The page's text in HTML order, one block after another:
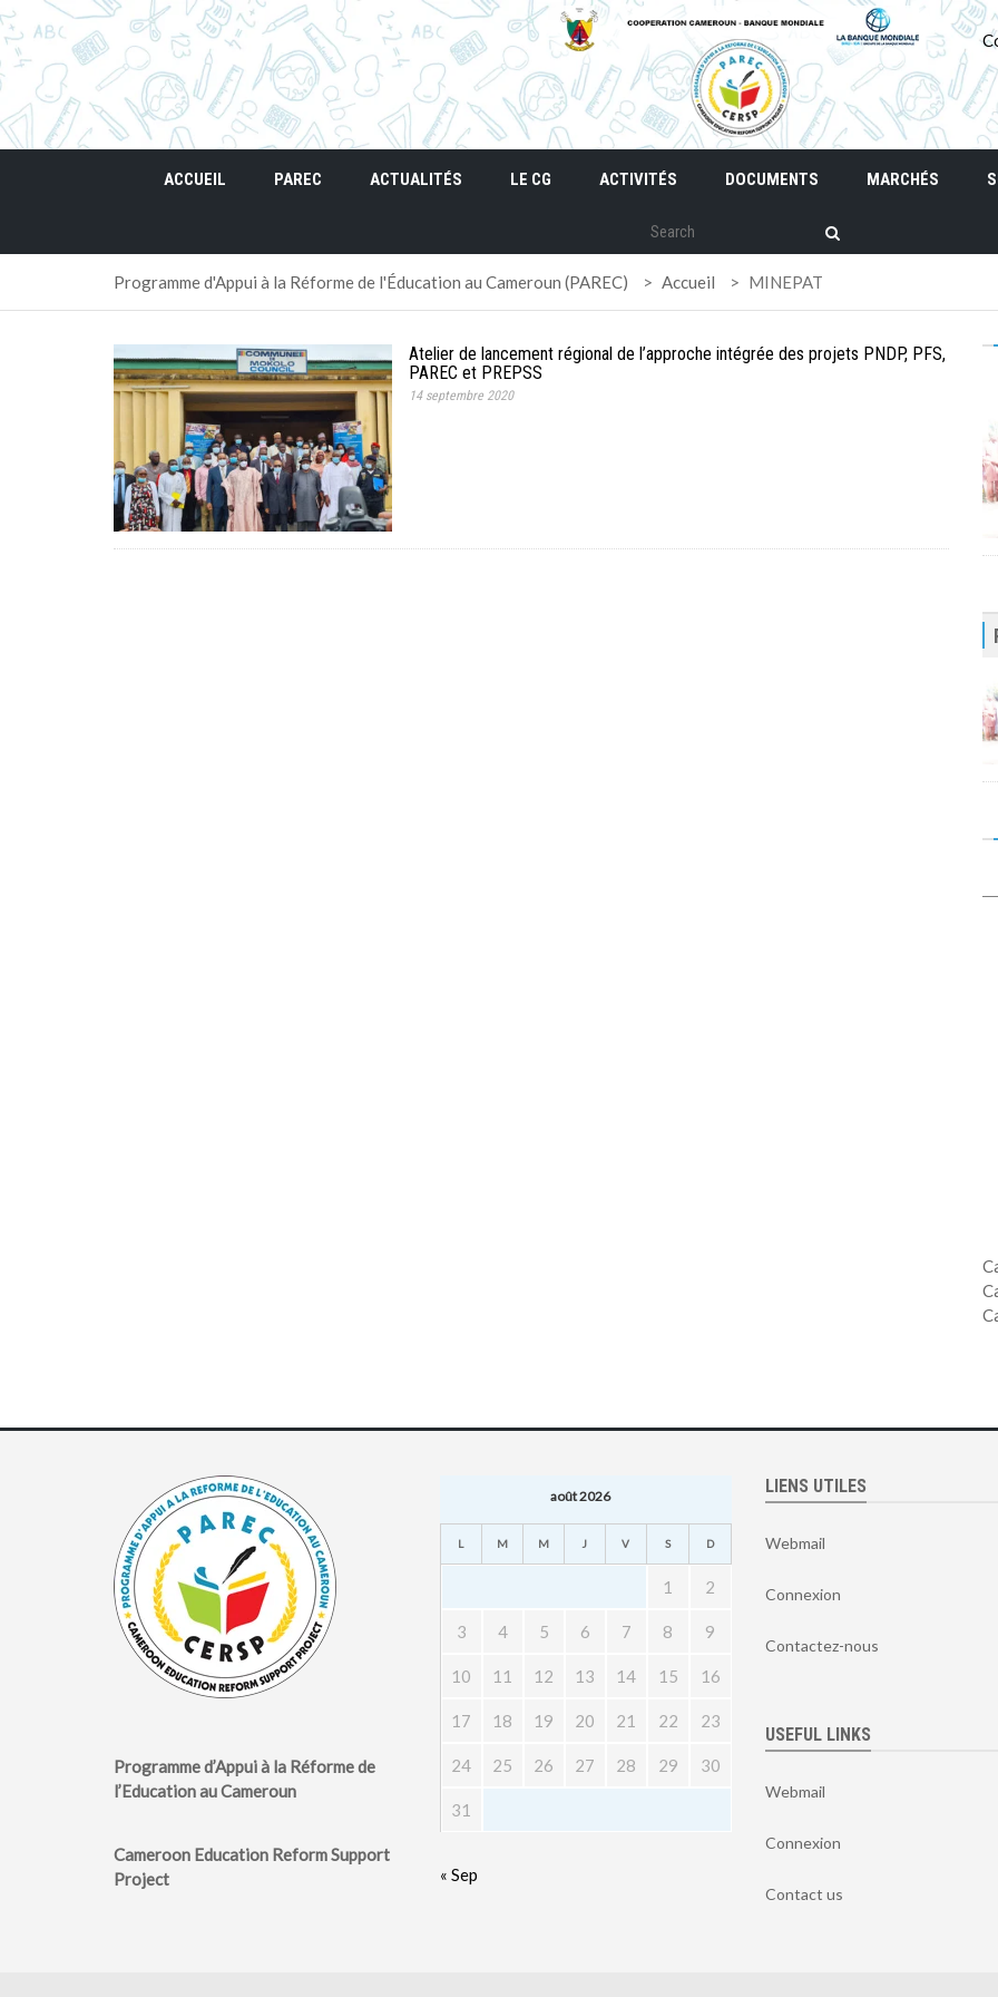
ACCUEIL PAREC ACTUALITÉS LE CG ACTIVITÉS DOCUMENTS MARCHÉS
Programme d'Appui à la Réforme de l'Éducation au Cameroun (PAREC) > Accueil > MINEPAT
Atelier de lancement régional de l’approche intégrée des projets PNDP, PFS,
PAREC et PREPSS
14 septembre 2020
Programme d’Appui à la Réforme de
l’Education au Cameroun
Cameroon Education Reform Support
Project
août 2026
L M M J V S D
1 2
3 4 5 6 7 8 9
10 11 12 13 14 15 16
17 18 19 20 21 22 23
24 25 26 27 28 29 30
31
« Sep
LIENS UTILES
Webmail
Connexion
Contactez-nous
USEFUL LINKS
Webmail
Connexion
Contact us